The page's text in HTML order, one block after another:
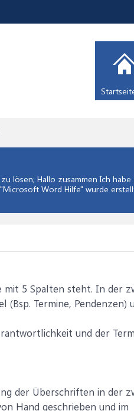
lösen; Hallo zusammen Ich
Microsoft Word Hilfe" wurde
5 Spalten steht. In der
Termine, Pendenzen)
und der
der Überschriften in der
Hand geschrieben und im